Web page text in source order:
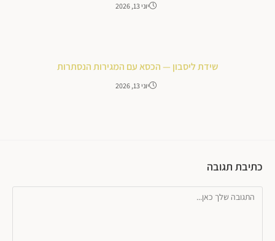
יוני 13, 2026
שידת ליסבון — הכסא עם המגירות הנסתרות
יוני 13, 2026
כתיבת תגובה